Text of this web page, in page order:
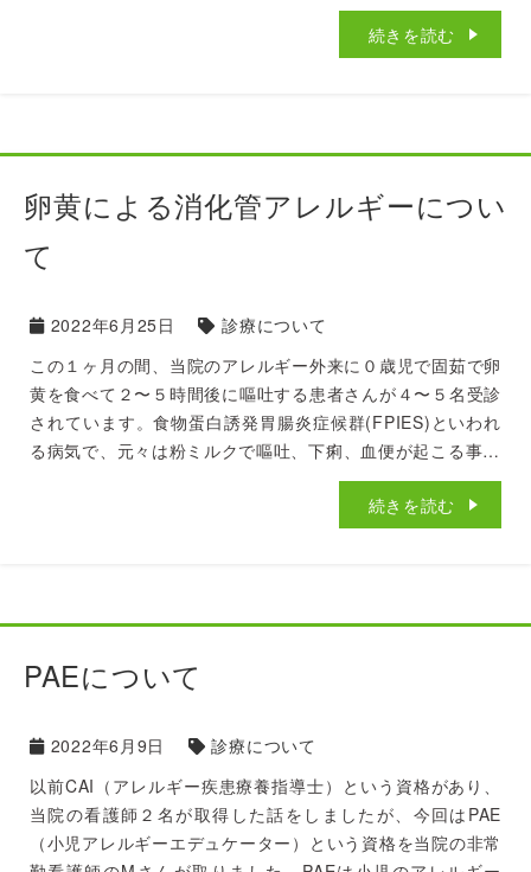
続きを読む
卵黄による消化管アレルギーについ
て
2022年6月25日
診療について
この１ヶ月の間、当院のアレルギー外来に０歳児で固茹で卵
黄を食べて２〜５時間後に嘔吐する患者さんが４〜５名受診
されています。食物蛋白誘発胃腸炎症候群(FPIES)といわれ
る病気で、元々は粉ミルクで嘔吐、下痢、血便が起こる事…
続きを読む
PAEについて
2022年6月9日
診療について
以前CAI（アレルギー疾患療養指導士）という資格があり、
当院の看護師２名が取得した話をしましたが、今回はPAE
（小児アレルギーエデュケーター）という資格を当院の非常